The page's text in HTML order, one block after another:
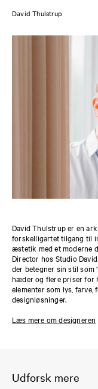
David Thulstrup
David Thulstrup er en
forskelligartet tilgang til
æstetik med et moderne
Director hos Studio
der betegner sin stil som
hæder og flere priser for
elementer som lys,
designløsninger.
Læs mere om designeren
Udforsk mere